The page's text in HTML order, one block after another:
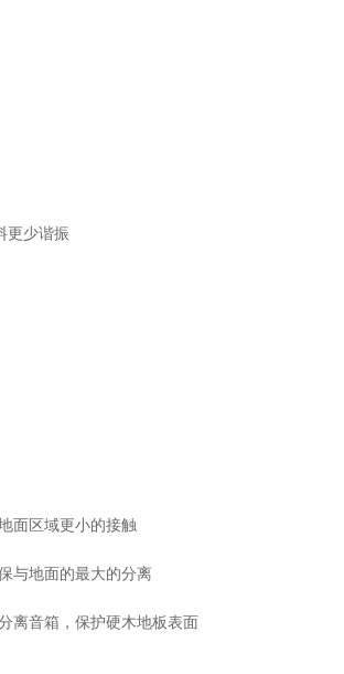
更少谐振
面区域更小的接触
与地面的最大的分离
离音箱，保护硬木地板表面